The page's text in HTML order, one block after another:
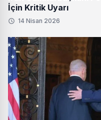
İçin Kritik Uyarı
14 Nisan 2026